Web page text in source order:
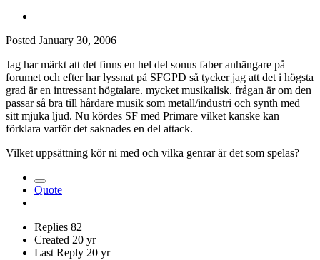
Posted January 30, 2006
Jag har märkt att det finns en hel del sonus faber anhängare på
forumet och efter har lyssnat på SFGPD så tycker jag att det i högsta
grad är en intressant högtalare. mycket musikalisk. frågan är om den
passar så bra till hårdare musik som metall/industri och synth med
sitt mjuka ljud. Nu kördes SF med Primare vilket kanske kan
förklara varför det saknades en del attack.
Vilket uppsättning kör ni med och vilka genrar är det som spelas?
Quote
Replies 82
Created 20 yr
Last Reply 20 yr